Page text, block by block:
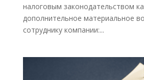
налоговым законодательством
дополнительное материальное
сотруднику компании:...